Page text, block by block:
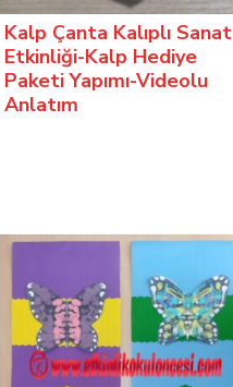
Kalp Çanta Kalıplı Sanat
Etkinliği-Kalp Hediye
Paketi Yapımı-Videolu
Anlatım